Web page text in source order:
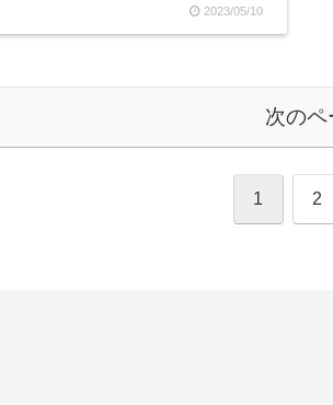
2023/05/10
次のペ
1 2